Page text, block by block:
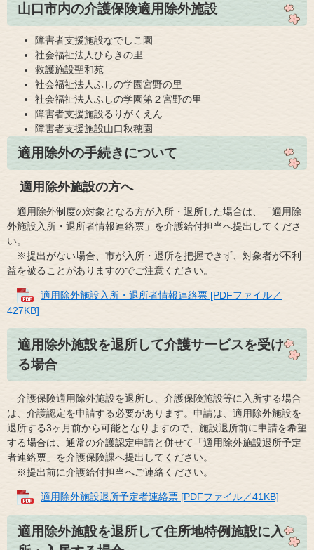
​山口市内の介護保険適用除外施設
障害者支援施設なでしこ園
社会福祉法人ひらきの里
救護施設聖和苑
社会福祉法人ふしの学園宮野の里
社会福祉法人ふしの学園第２宮野の里
障害者支援施設るりがくえん
障害者支援施設山口秋穂園
適用除外の手続きについて
適用除外施設の方へ
適用除外制度の対象となる方が入所・退所した場合は、「適用除
外施設入所・退所者情報連絡票」を介護給付担当へ提出してくださ
い。
※提出がない場合、市が入所・退所を把握できず、対象者が不利
益を被ることがありますのでご注意ください。
適用除外施設入所・退所者情報連絡票 [PDFファイル／
427KB]
適用除外施設を退所して介護サービスを受け
る場合
介護保険適用除外施設を退所し、介護保険施設等に入所する場合
は、介護認定を申請する必要があります。申請は、適用除外施設を
退所する3ヶ月前から可能となりますので、施設退所前に申請を希望
する場合は、通常の介護認定申請と併せて「適用除外施設退所予定
者連絡票」を介護保険課へ提出してください。
※提出前に介護給付担当へご連絡ください。
適用除外施設退所予定者連絡票 [PDFファイル／41KB]
適用除外施設を退所して住所地特例施設に入